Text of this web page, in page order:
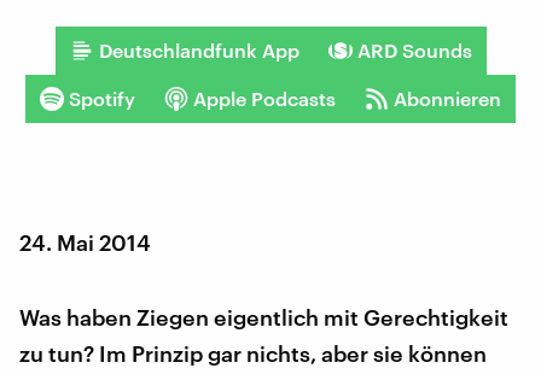
Deutschlandfunk App ARD Sounds
Spotify Apple Podcasts Abonnieren
24. Mai 2014
Was haben Ziegen eigentlich mit Gerechtigkeit
zu tun? Im Prinzip gar nichts, aber sie können